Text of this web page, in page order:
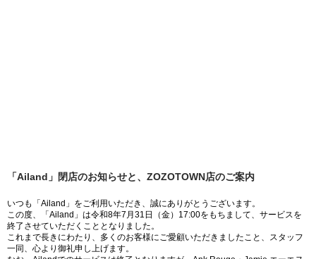
「Ailand」閉店のお知らせと、ZOZOTOWN店のご案内
いつも「Ailand」をご利用いただき、誠にありがとうございます。
この度、「Ailand」は令和8年7月31日（金）17:00をもちまして、サービスを
終了させていただくこととなりました。
これまで長きにわたり、多くのお客様にご愛顧いただきましたこと、スタッフ
一同、心より御礼申し上げます。